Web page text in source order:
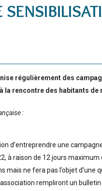
régulièrement des
la rencontre des habitants de
:
d’entreprendre une
à raison de 12 jours
mais ne fera pas l’objet
rempliront un